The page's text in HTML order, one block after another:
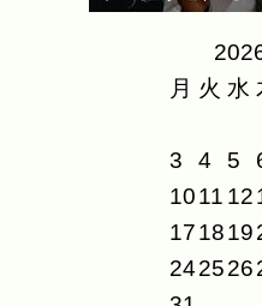
月 火 水
3
4 5
1011 12
171819
242526